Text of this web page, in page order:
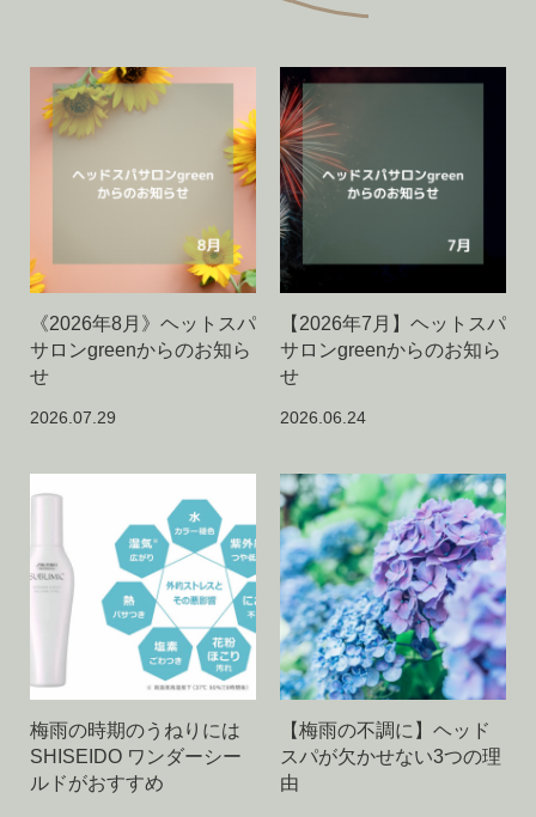
《2026年8月》ヘットスパ
サロンgreenからのお知ら
せ
2026.07.29
【2026年7月】ヘットスパ
サロンgreenからのお知ら
せ
2026.06.24
梅雨の時期のうねりには
SHISEIDO ワンダーシー
ルドがおすすめ
【梅雨の不調に】ヘッド
スパが欠かせない3つの理
由